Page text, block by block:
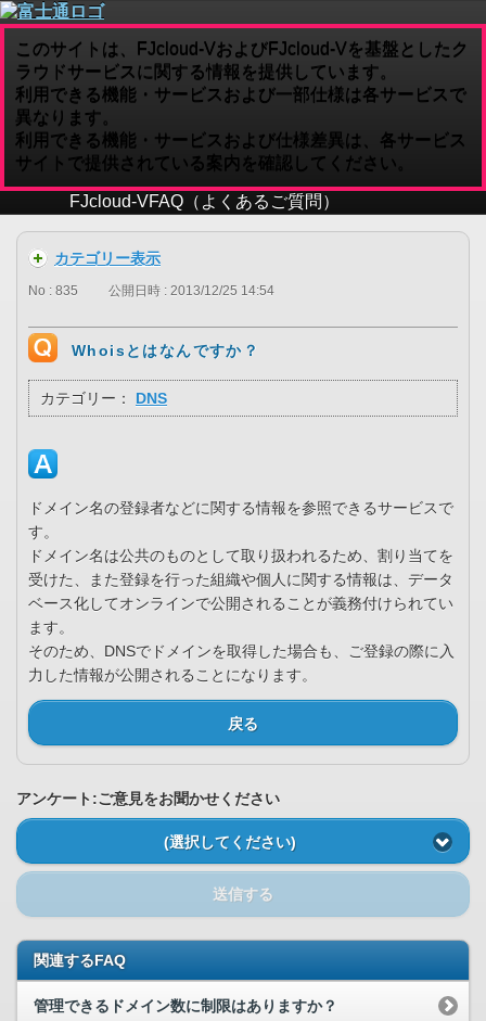
このサイトは、FJcloud-VおよびFJcloud-Vを基盤としたク
ラウドサービスに関する情報を提供しています。
利用できる機能・サービスおよび一部仕様は各サービスで
異なります。
利用できる機能・サービスおよび仕様差異は、各サービス
サイトで提供されている案内を確認してください。
FJcloud-VFAQ（よくあるご質問）
カテゴリー表示
No : 835 公開日時 : 2013/12/25 14:54
Whoisとはなんですか？
カテゴリー： DNS
ドメイン名の登録者などに関する情報を参照できるサービスで
す。
ドメイン名は公共のものとして取り扱われるため、割り当てを
受けた、また登録を行った組織や個人に関する情報は、データ
ベース化してオンラインで公開されることが義務付けられてい
ます。
そのため、DNSでドメインを取得した場合も、ご登録の際に入
力した情報が公開されることになります。
戻る
アンケート:ご意見をお聞かせください
(選択してください)
送信する
関連するFAQ
管理できるドメイン数に制限はありますか？